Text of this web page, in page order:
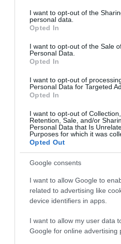
not limited to your visit or usage
grant or deny consent to Google
use your data for below specified
consent section.
I want to opt-out of the
personal data.
Opted In
I want to opt-out of the Sale
Personal Data.
Opted In
I want to opt-out of
Personal Data for Targeted
Opted In
I want to opt-out of Collection,
Retention, Sale, and/or
Personal Data that Is
Purposes for which it was
Opted Out
Google consents
I want to allow Google to
related to advertising like
device identifiers in apps.
I want to allow my user data
Google for online advertising
2026.
TÍZ ÉVE NEM
ÖS FŐÚTON
2026.